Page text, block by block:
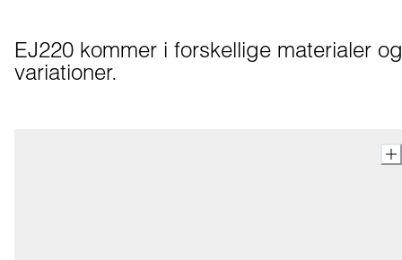
EJ220 kommer i forskellige materialer og
variationer.